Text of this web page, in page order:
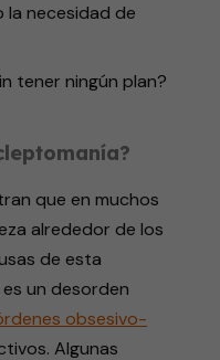
la necesidad de
tener ningún plan?
que en muchos
alrededor de los
de esta
un desorden
obsesivo-
Algunas